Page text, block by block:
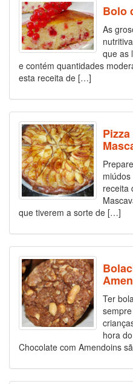
Bolo
As
que as
e contém quantidades
esta receita de […]
receita
que tiverem a sorte de […]
Ter
hora
Chocolate com Amendoins